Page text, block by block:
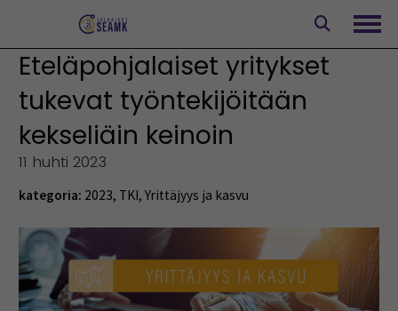
Eteläpohjalaiset yritykset
tukevat työntekijöitään
kekseliäin keinoin
11 huhti 2023
kategoria: 2023, TKI, Yrittäjyys ja kasvu